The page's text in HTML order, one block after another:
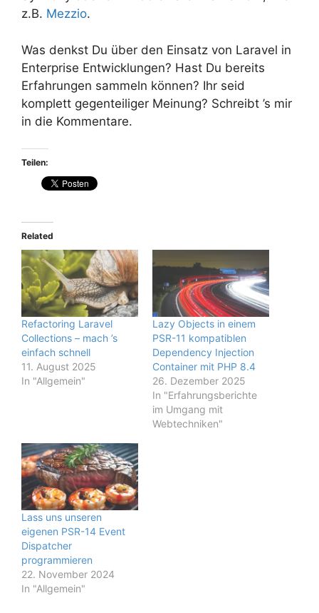
z.B. Mezzio.
Was denkst Du über den Einsatz von Laravel in
Enterprise Entwicklungen? Hast Du bereits
Erfahrungen sammeln können? Ihr seid
komplett gegenteiliger Meinung? Schreibt ’s mir
in die Kommentare.
Teilen:
Related
Refactoring Laravel
Collections – mach ’s
einfach schnell
11. August 2025
In "Allgemein"
Lazy Objects in einem
PSR-11 kompatiblen
Dependency Injection
Container mit PHP 8.4
26. Dezember 2025
In "Erfahrungsberichte
im Umgang mit
Webtechniken"
Lass uns unseren
eigenen PSR-14 Event
Dispatcher
programmieren
22. November 2024
In "Allgemein"